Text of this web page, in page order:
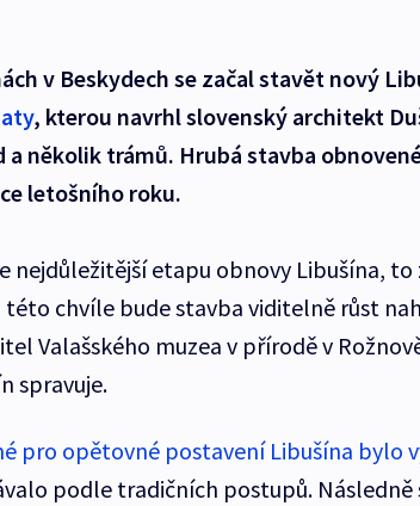
v Beskydech se začal stavět nový
, kterou navrhl slovenský architekt
a několik trámů. Hrubá stavba
letošního roku.
nejdůležitější etapu obnovy Libušína,
této chvíle bude stavba viditelně růst
Valašského muzea v přírodě v
spravuje.
pro opětovné postavení Libušína bylo
podle tradičních postupů. Následně